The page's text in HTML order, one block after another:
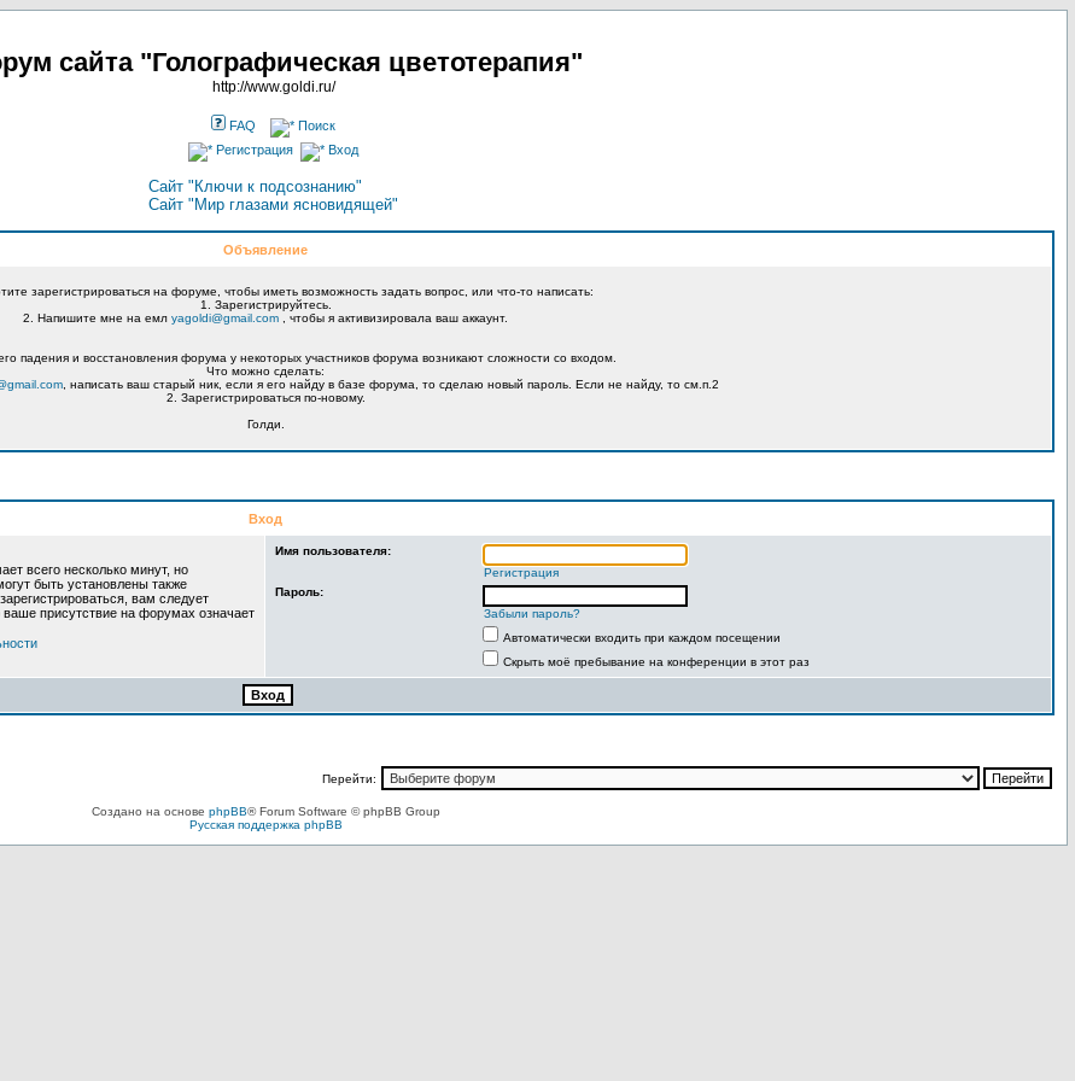
сайта "Голографическая цветотерапия"
http://www.goldi.ru/
FAQ
Поиск
Регистрация
Вход
Сайт "Ключи к подсознанию"
Сайт "Мир глазами ясновидящей"
Объявление
зарегистрироваться на форуме, чтобы иметь возможность задать вопрос, или что-то написать:
1. Зарегистрируйтесь.
2. Напишите мне на емл yagoldi@gmail.com , чтобы я активизировала ваш аккаунт.
падения и восстановления форума у некоторых участников форума возникают сложности со входом.
Что можно сделать:
, написать ваш старый ник, если я его найду в базе форума, то сделаю новый пароль. Если не найду, то см.п.2
2. Зарегистрироваться по-новому.
Голди.
Вход
всего несколько минут, но
быть установлены также
вам следует
присутствие на форумах означает
Имя пользователя:
Регистрация
Пароль:
Забыли пароль?
Автоматически входить при каждом посещении
Скрыть моё пребывание на конференции в этот раз
Перейти:
Создано на основе phpBB® Forum Software © phpBB Group
Русская поддержка phpBB